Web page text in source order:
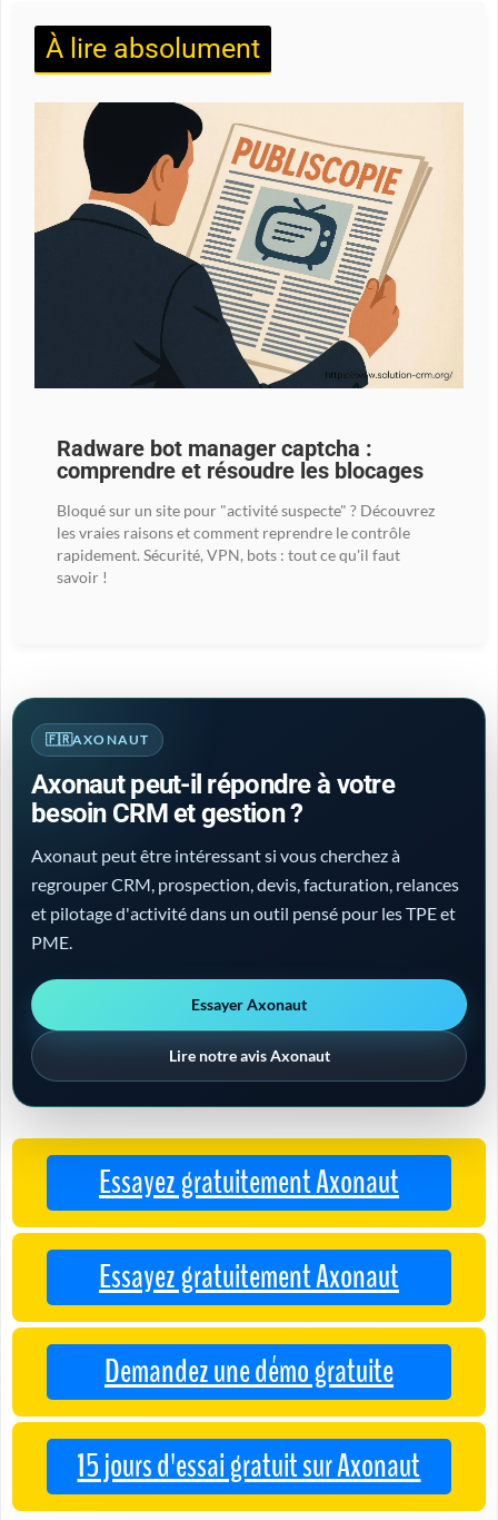
À lire absolument
Radware bot manager captcha :
comprendre et résoudre les blocages
Bloqué sur un site pour "activité suspecte" ? Découvrez
les vraies raisons et comment reprendre le contrôle
rapidement. Sécurité, VPN, bots : tout ce qu'il faut
savoir !
AXONAUT
Axonaut peut-il répondre à votre
besoin CRM et gestion ?
Axonaut peut être intéressant si vous cherchez à
regrouper CRM, prospection, devis, facturation, relances
et pilotage d'activité dans un outil pensé pour les TPE et
PME.
Essayer Axonaut
Lire notre avis Axonaut
Essayez gratuitement Axonaut
Essayez gratuitement Axonaut
Demandez une démo gratuite
15 jours d'essai gratuit sur Axonaut